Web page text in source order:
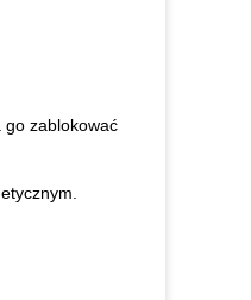
go zablokować